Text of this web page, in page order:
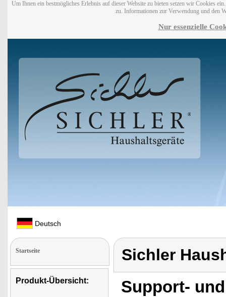
Um Ihnen ein bestmögliches Erlebnis auf dieser Website zu bieten setzen wir Cookies
zu. Informationen zur Verwendung und den
Nur essenzielle
Deutsch
Startseite
Produkt-Übersicht:
Sichler
Support-